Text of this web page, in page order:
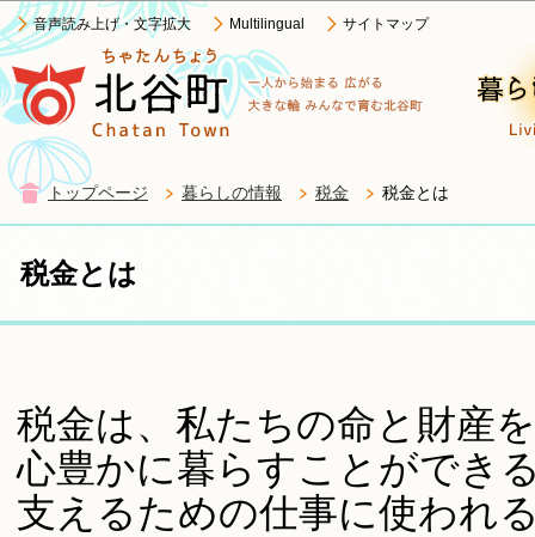
音声読み上げ・文字拡大 Multilingual サイトマップ
トップページ 暮らしの情報 税金 税金とは
税金とは
税金は、私たちの命と財産
心豊かに暮らすことができ
支えるための仕事に使われ